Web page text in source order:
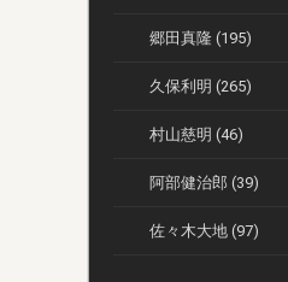
郷田真隆 (195)
久保利明 (265)
村山慈明 (46)
阿部健治郎 (39)
佐々木大地 (97)